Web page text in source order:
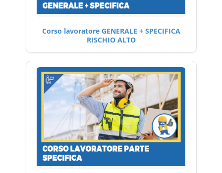
Corso lavoratore GENERALE + SPECIFICA
RISCHIO ALTO